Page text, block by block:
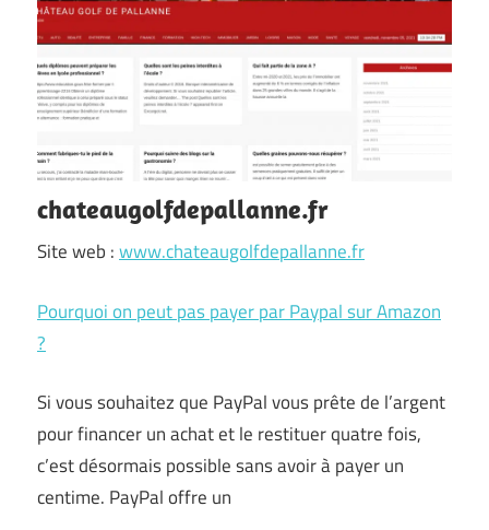
chateaugolfdepallanne.fr
Site web :www.chateaugolfdepallanne.fr
Pourquoi on peut pas payer par Paypal sur Amazon
?
Si vous souhaitez que PayPal vous prête de l’argent
pour financer un achat et le restituer quatre fois,
c’est désormais possible sans avoir à payer un
centime. PayPal offre un